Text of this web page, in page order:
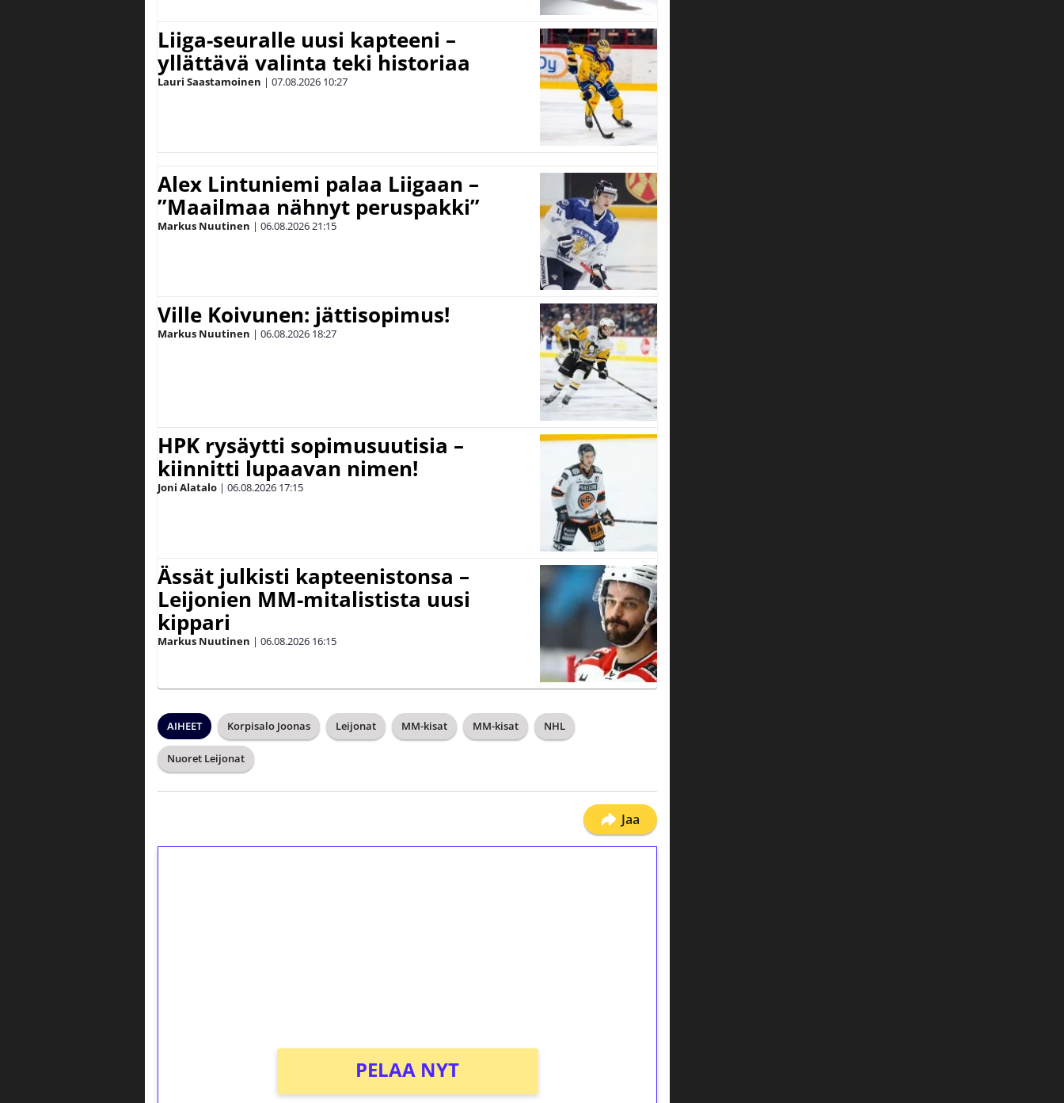
Liiga-seuralle uusi kapteeni –
yllättävä valinta teki historiaa
Lauri Saastamoinen | 07.08.2026 10:27
Alex Lintuniemi palaa Liigaan –
”Maailmaa nähnyt peruspakki”
Markus Nuutinen | 06.08.202621:15
Ville Koivunen: jättisopimus!
Markus Nuutinen | 06.08.2026 18:27
HPK rysäytti sopimusuutisia –
kiinnitti lupaavan nimen!
Joni Alatalo | 06.08.2026 17:15
Ässät julkisti kapteenistonsa –
Leijonien MM-mitalistista uusi
kippari
Markus Nuutinen | 06.08.2026 16:15
AIHEET Korpisalo Joonas Leijonat MM-kisat MM-kisat NHL
Nuoret Leijonat
Jaa
PELAA NYT